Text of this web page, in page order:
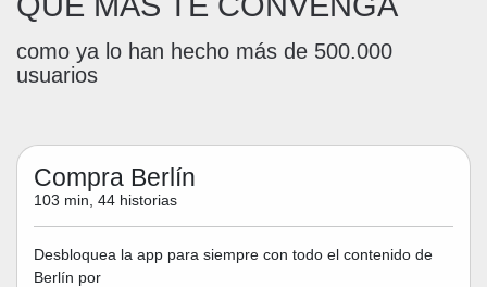
como ya lo han hecho más de 500.000
usuarios
Compra Berlín
103 min, 44 historias
Desbloquea la app para siempre con todo el contenido de
Berlín por